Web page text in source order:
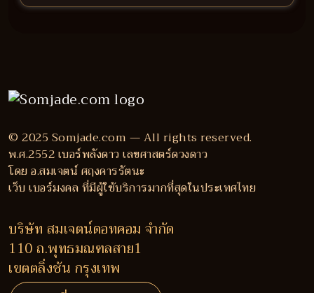
© 2025 Somjade.com — All rights reserved.
พ.ศ.2552 เบอร์พลังดาว เลขศาสตร์ดวงดาว
โดย อ.สมเจตน์ ศฤงคารรัตนะ
เว็บ เบอร์มงคล ที่มีผู้ใช้บริการมากที่สุดในประเทศไทย
บริษัท สมเจตน์ดอทคอม จำกัด
110 ถ.พุทธมณฑลสาย1
เขตตลิ่งชัน กรุงเทพ